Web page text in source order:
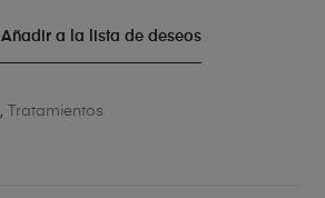
Añadir a la lista de deseos
Tratamientos